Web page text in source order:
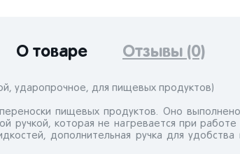
О товаре Отзывы (0)
ударопрочное, для пищевых продуктов)
пищевых продуктов. Оно
ручкой, которая не нагревается при
дополнительная ручка для